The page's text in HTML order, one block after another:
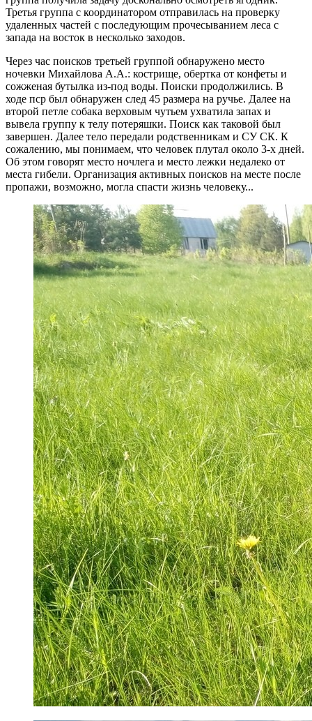
Третья группа с координатором отправилась на проверку
удаленных частей с последующим прочесыванием леса с
запада на восток в несколько заходов.
Через час поисков третьей группой обнаружено место
ночевки Михайлова А.А.: кострище, обертка от конфеты и
сожженая бутылка из-под воды. Поиски продолжились. В
ходе пср был обнаружен след 45 размера на ручье. Далее на
второй петле собака верховым чутьем ухватила запах и
вывела группу к телу потеряшки. Поиск как таковой был
завершен. Далее тело передали родственникам и СУ СК. К
сожалению, мы понимаем, что человек плутал около 3-х дней.
Об этом говорят место ночлега и место лежки недалеко от
места гибели. Организация активных поисков на месте после
пропажи, возможно, могла спасти жизнь человеку...